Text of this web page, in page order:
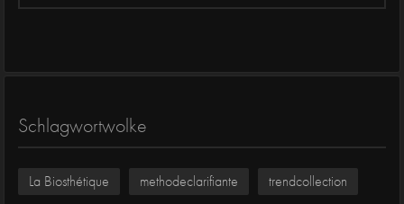
Schlagwortwolke
La Biosthétique methodeclarifiante trendcollection